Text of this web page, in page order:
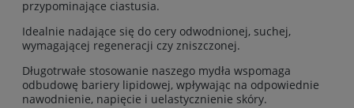
przypominające ciastusia.
Idealnie nadające się do cery odwodnionej, suchej,
wymagającej regeneracji czy zniszczonej.
Długotrwałe stosowanie naszego mydła wspomaga
odbudowę bariery lipidowej, wpływając na odpowiednie
nawodnienie, napięcie i uelastycznienie skóry.